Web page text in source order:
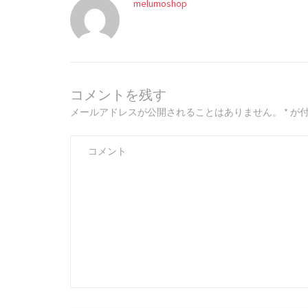
melumoshop
コメントを残す
メールアドレスが公開されることはありません。 * が